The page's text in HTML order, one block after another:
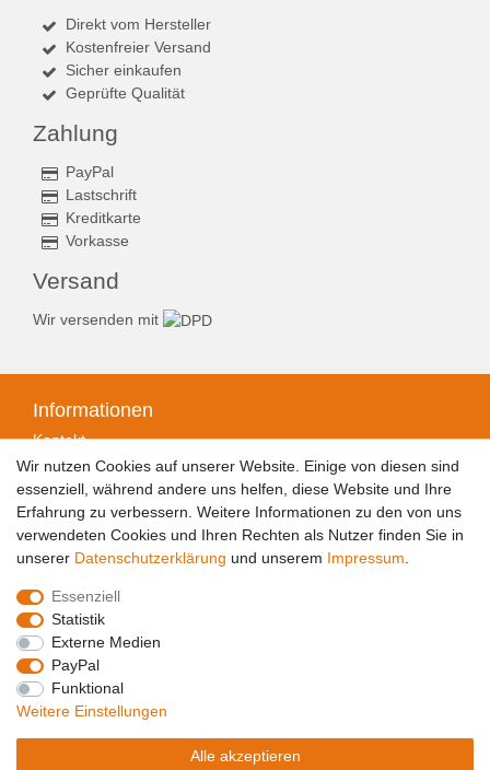
Direkt vom Hersteller
Kostenfreier Versand
Sicher einkaufen
Geprüfte Qualität
Zahlung
PayPal
Lastschrift
Kreditkarte
Vorkasse
Versand
Wir versenden mit
Informationen
Kontakt
Zahlungsarten
Versandarten & -kosten
Widerrufsrecht
Widerrufsformular
Datenschutzerklärung
AGB
Barrierefreiheitserklärung
Wir nutzen Cookies auf unserer Website. Einige von diesen sind
essenziell, während andere uns helfen, diese Website und Ihre
Erfahrung zu verbessern. Weitere Informationen zu den von uns
verwendeten Cookies und Ihren Rechten als Nutzer finden Sie in
unserer Daten­schutz­erklärung und unserem Impressum
Essenziell
Statistik
Externe Medien
PayPal
Funktional
Weitere Einstellungen
Alle akzeptieren